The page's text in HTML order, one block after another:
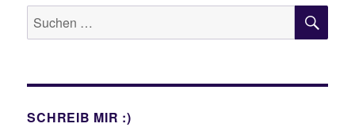
Suche
nach:
SCHREIB MIR :)